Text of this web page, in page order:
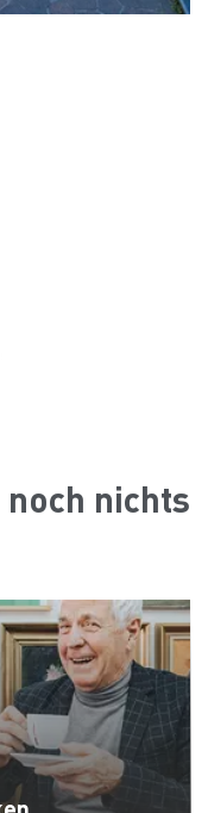
noch nichts